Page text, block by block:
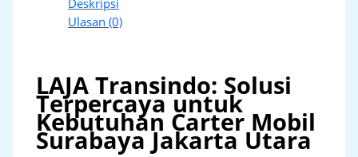
Ulasan (0)
LAJA Transindo: Solusi
Terpercaya untuk
Kebutuhan Carter Mobil
Surabaya Jakarta Utara